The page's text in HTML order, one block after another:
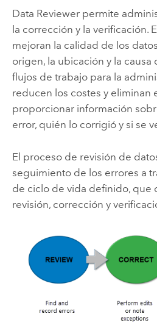
Data Reviewerpermite
la corrección y la verificación.
mejoran la calidad de los
origen, la ubicación y la causa
flujos de trabajo para la
reducen los costes y eliminan
proporcionar información
error, quién lo corrigió y si se
El proceso de revisión de
seguimiento de los errores a
de ciclo de vida definido, que
revisión, corrección y